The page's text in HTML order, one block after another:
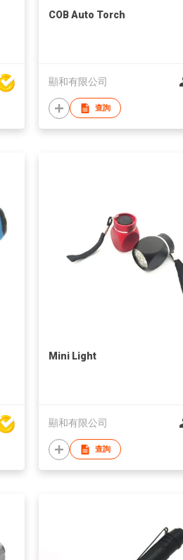
COB Auto Torch
顯和有限公司
查詢
Mini Light
顯和有限公司
查詢